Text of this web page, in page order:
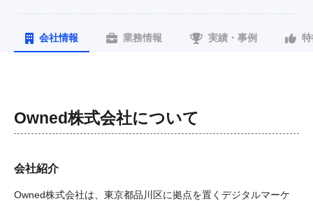
会社情報 業務情報 実績・事例
Owned株式会社について
会社紹介
Owned株式会社は、東京都品川区に拠点を置くデジタルマーケ